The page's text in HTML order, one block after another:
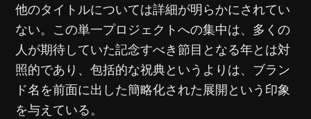
他のタイトルについては詳細が明らかにされてい
ない。この単一プロジェクトへの集中は、多くの
人が期待していた記念すべき節目となる年とは対
照的であり、包括的な祝典というよりは、ブラン
ド名を前面に出した簡略化された展開という印象
を与えている。